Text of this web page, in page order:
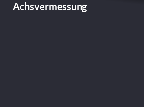
Achsvermessung